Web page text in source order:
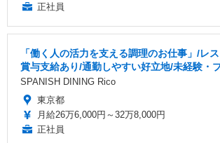
正社員
「働く人の活力を支える調理のお仕事」/レ
賞与支給あり/通勤しやすい好立地/未経験・
SPANISH DINING Rico
東京都
月給26万6,000円～32万8,000円
正社員